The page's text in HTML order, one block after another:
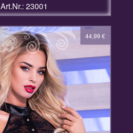
Art.Nr.: 23001
44,99 €